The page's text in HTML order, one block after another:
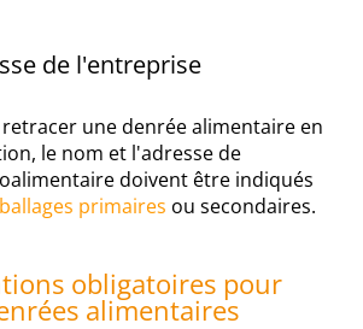
de l'entreprise
une denrée alimentaire en
le nom et l'adresse de
doivent être indiqués
primaires ou secondaires.
obligatoires pour
alimentaires